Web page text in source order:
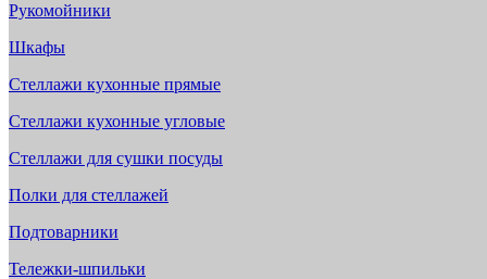
Рукомойники
Шкафы
Стеллажи кухонные прямые
Стеллажи кухонные угловые
Стеллажи для сушки посуды
Полки для стеллажей
Подтоварники
Тележки-шпильки